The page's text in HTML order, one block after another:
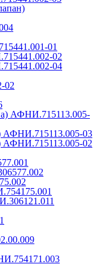
01
02
04
02
АФНИ.715113.005-
АФНИ.715113.005-03
АФНИ.715113.005-02